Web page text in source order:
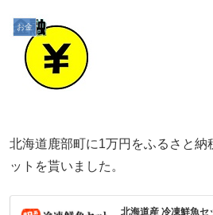
お金
北海道鹿部町に1万円をふるさと納
ットを貰いました。
北海道産 冷凍鮮魚